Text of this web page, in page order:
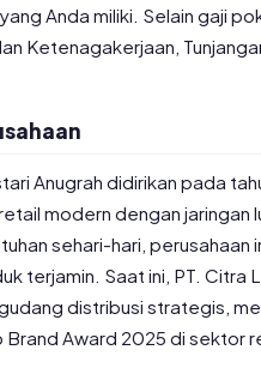
Anda miliki. Selain gaji
Ketenagakerjaan,
Anugrah didirikan pada
modern dengan
sehari-hari, perusahaan
terjamin. Saat ini, PT.
distribusi strategis,
Award 2025 di sektor